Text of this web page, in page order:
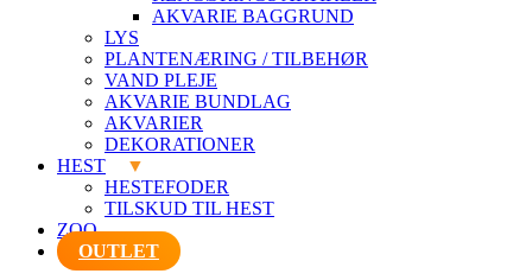
AKVARIE BAGGRUND
LYS
PLANTENÆRING / TILBEHØR
VAND PLEJE
AKVARIE BUNDLAG
AKVARIER
DEKORATIONER
HEST
HESTEFODER
TILSKUD TIL HEST
ZOO
OUTLET